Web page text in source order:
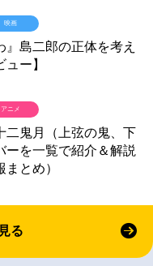
』島二郎の正体を考え
ー】
映画
二鬼月（上弦の鬼、下
ーを一覧で紹介＆解説
まとめ）
アニメ
る